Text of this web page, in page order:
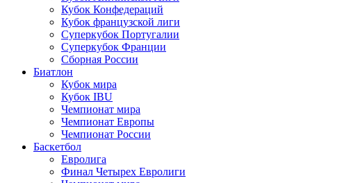
Кубок Конфедераций
Кубок французской лиги
Суперкубок Португалии
Суперкубок Франции
Сборная России
Биатлон
Кубок мира
Кубок IBU
Чемпионат мира
Чемпионат Европы
Чемпионат России
Баскетбол
Евролига
Финал Четырех Евролиги